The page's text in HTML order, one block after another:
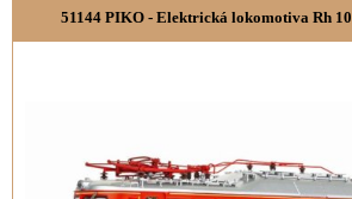
51144 PIKO - Elektrická lokomotiva Rh